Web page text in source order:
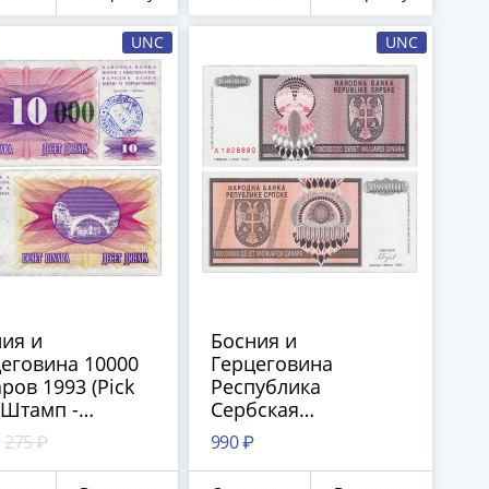
UNC
и
10000
1993 (Pick
Штамп -
Цифры
длинные
275 ₽
UNC
Босния и
Герцеговина
Республика
Сербская
10000000000 / 10
миллиардов
динаров 1993 г (Pick
990 ₽